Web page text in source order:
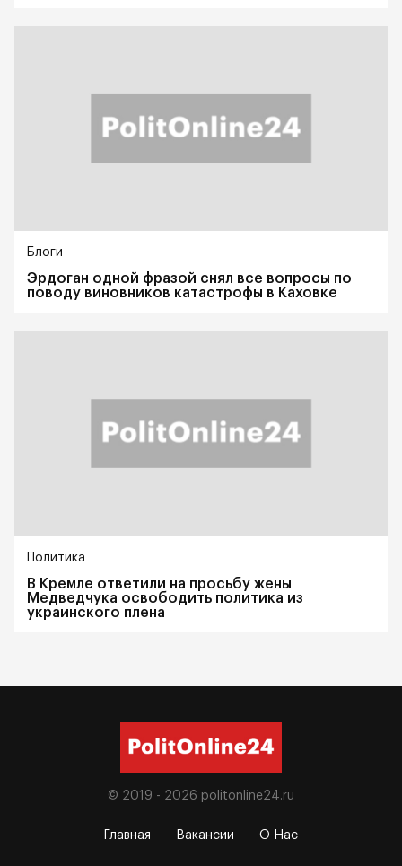
Блоги
Эрдоган одной фразой снял все вопросы по
поводу виновников катастрофы в Каховке
Политика
В Кремле ответили на просьбу жены
Медведчука освободить политика из
украинского плена
© 2019 - 2026 politonline24.ru
Главная Вакансии О Нас